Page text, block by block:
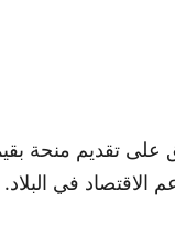
الاقتصاد في البلاد.